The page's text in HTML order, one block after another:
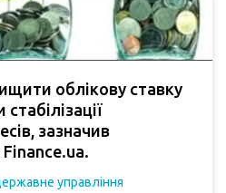
облікову ставку
зазначив
управління